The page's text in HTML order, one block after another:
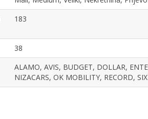
183
38
ALAMO, AVIS, BUDGET, DOLLAR,
NIZACARS, OK MOBILITY, RECORD,